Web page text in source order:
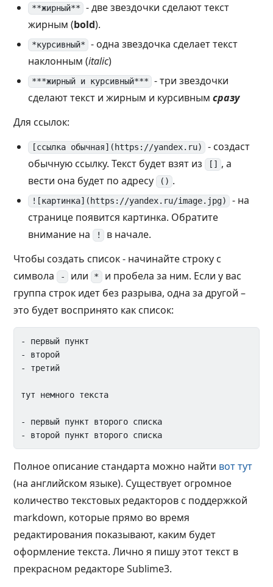
**жирный**
- две звездочки сделают текст
жирным (bold).
*курсивный*
- одна звездочка сделает текст
наклонным (italic)
***жирный и курсивный***
- три звездочки
сделают текст и жирным и курсивнымсразу
Для ссылок:
[ссылка обычная](https://yandex.ru)
- создаст
обычную ссылку. Текст будет взят из []
, а
вести она будет по адресу () .
![картинка](https://yandex.ru/image.jpg)
- на
странице появится картинка. Обратите
внимание на !
в начале.
Чтобы создать список - начинайте строку с
символа - или * и пробела за ним. Если у вас
группа строк идет без разрыва, одна за другой –
это будет воспринято как список:
- первый пункт
- второй
- третий
тут немного текста
- первый пункт второго списка
Полное описание стандарта можно найти вот тут
(на английском языке). Существует огромное
количество текстовых редакторов с поддержкой
markdown, которые прямо во время
редактирования показывают, каким будет
оформление текста. Лично я пишу этот текст в
прекрасном редакторе Sublime3.